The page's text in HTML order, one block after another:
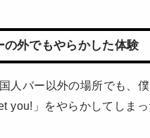
の外でもやらかした体験
人バー以外の場所でも、
you!」をやらかしてしま